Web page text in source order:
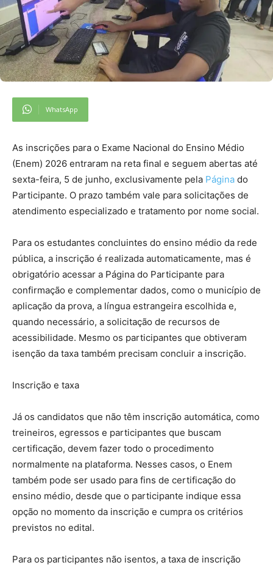
WhatsApp
As inscrições para o Exame Nacional do Ensino Médio
(Enem) 2026 entraram na reta final e seguem abertas até
sexta-feira, 5 de junho, exclusivamente pela Página do
Participante. O prazo também vale para solicitações de
atendimento especializado e tratamento por nome social.
Para os estudantes concluintes do ensino médio da rede
pública, a inscrição é realizada automaticamente, mas é
obrigatório acessar a Página do Participante para
confirmação e complementar dados, como o município de
aplicação da prova, a língua estrangeira escolhida e,
quando necessário, a solicitação de recursos de
acessibilidade. Mesmo os participantes que obtiveram
isenção da taxa também precisam concluir a inscrição.
Inscrição e taxa
Já os candidatos que não têm inscrição automática, como
treineiros, egressos e participantes que buscam
certificação, devem fazer todo o procedimento
normalmente na plataforma. Nesses casos, o Enem
também pode ser usado para fins de certificação do
ensino médio, desde que o participante indique essa
opção no momento da inscrição e cumpra os critérios
previstos no edital.
Para os participantes não isentos, a taxa de inscrição